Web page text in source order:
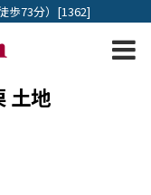
歩73分）[1362]
土地